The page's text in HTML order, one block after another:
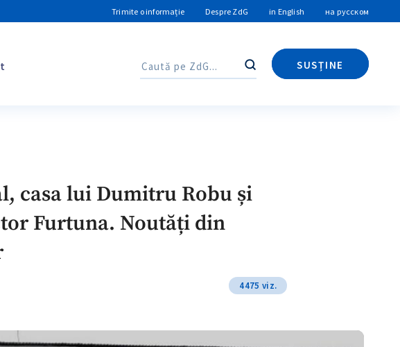
Trimite o informație Despre ZdG in English на русском
Caută
SUSȚINE
Caută
casa lui Dumitru Robu și
Furtuna. Noutăți din
4475 viz.